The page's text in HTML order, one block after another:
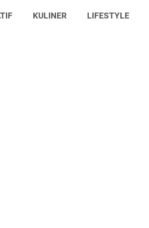
KULINER LIFESTYLE